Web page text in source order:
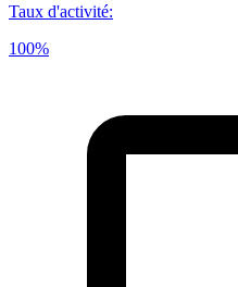
Taux d'activité:
100%